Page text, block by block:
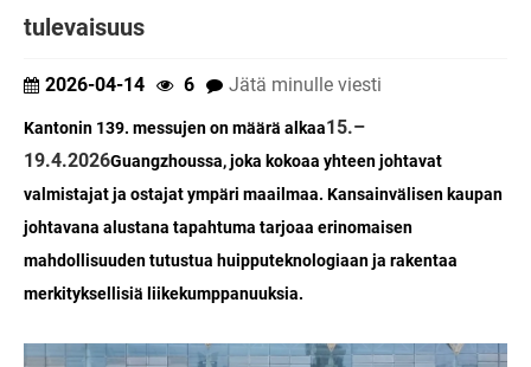
tulevaisuus
2026-04-14 6 Jätä minulle viesti
Kantonin 139. messujen on määrä alkaa15.–
19.4.2026Guangzhoussa, joka kokoaa yhteen johtavat
valmistajat ja ostajat ympäri maailmaa. Kansainvälisen kaupan
johtavana alustana tapahtuma tarjoaa erinomaisen
mahdollisuuden tutustua huipputeknologiaan ja rakentaa
merkityksellisiä liikekumppanuuksia.